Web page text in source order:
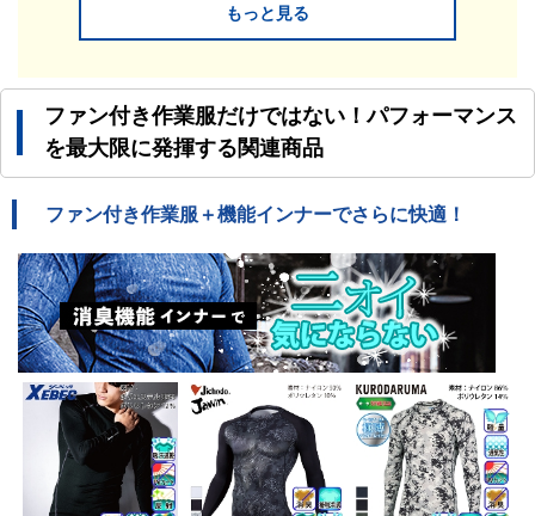
もっと見る
ファン付き作業服だけではない！パフォーマンス
を最大限に発揮する関連商品
ファン付き作業服＋機能インナーでさらに快適！